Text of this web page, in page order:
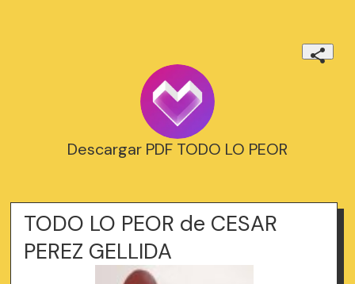
Descargar PDF TODO LO PEOR
TODO LO PEOR de CESAR
PEREZ GELLIDA